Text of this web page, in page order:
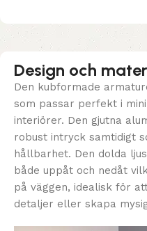
Design och
Den kubformade
som passar perfekt i
interiörer. Den gjutna
robust intryck samtidigt
hållbarhet. Den dolda
både uppåt och nedåt
på väggen, idealisk för
detaljer eller skapa